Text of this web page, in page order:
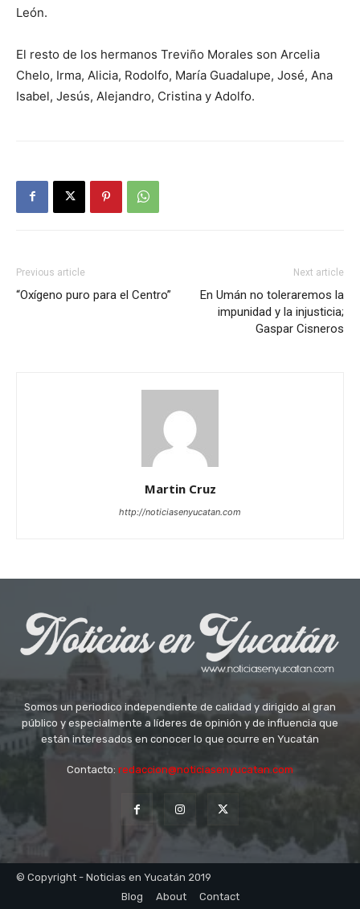
León.
El resto de los hermanos Treviño Morales son Arcelia
Chelo, Irma, Alicia, Rodolfo, María Guadalupe, José, Ana
Isabel, Jesús, Alejandro, Cristina y Adolfo.
Previous article
“Oxígeno puro para el Centro”
Next article
En Umán no toleraremos la
impunidad y la injusticia;
Gaspar Cisneros
Martin Cruz
http://noticiasenyucatan.com
Somos un periodico independiente de calidad y dirigido al gran
público y especialmente a líderes de opinión y de influencia que
están interesados en conocer lo que ocurre en Yucatán
Contacto: redaccion@noticiasenyucatan.com
© Copyright - Noticias en Yucatán 2019
Blog
About Contact